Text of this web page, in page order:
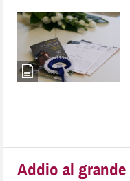
Addio al